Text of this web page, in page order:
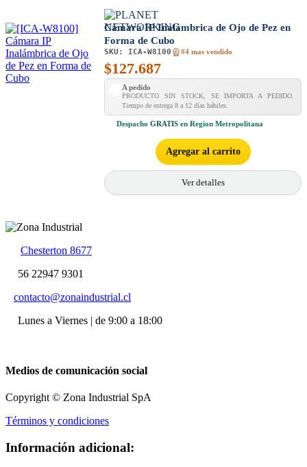
Cámara IP Inalámbrica de Ojo de Pez en
Forma de Cubo
SKU: ICA-W8100 #4 mas vendido
$127.687
A pedido
PRODUCTO SIN STOCK, SE IMPORTA A PEDIDO.
Tiempo de entrega 8 a 12 días hábiles.
Despacho GRATIS en Region Metropolitana
Agregar al carrito
Ver detalles
Chesterton 8677
56 22947 9301
contacto@zonaindustrial.cl
Lunes a Viernes | de 9:00 a 18:00
Medios de comunicación social
Copyright © Zona Industrial SpA
Términos y condiciones
Información adicional: